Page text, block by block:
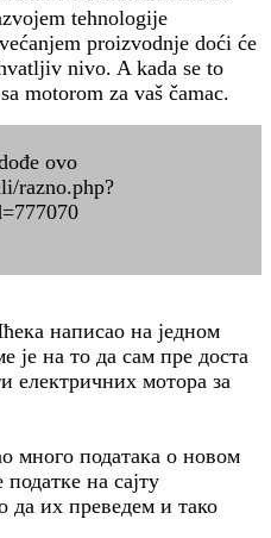
tehnologije
proizvodnje doći će
nivo. A kada se to
motorom za vaš čamac.
ovo
razno.php?
написао на једном
је на то да сам пре доста
електричних мотора за
много података о новом
на сајту
да их преведем и тако